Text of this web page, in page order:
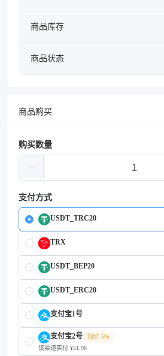
商品库存
商品状态
商品购买
购买数量
支付方式
USDT_TRC20
TRX
USDT_BEP20
USDT_ERC20
支付宝1号
支付宝2号
加价 5%
该渠道实付 ¥51.98